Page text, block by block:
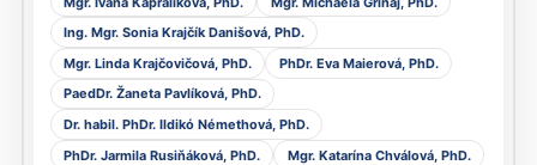
Ing. Mgr. Sonia Krajčík Danišová, PhD.
Mgr. Linda Krajčovičová, PhD.
PhDr. Eva Maierová, PhD.
PaedDr. Žaneta Pavlíková, PhD.
Dr. habil. PhDr. Ildikó Némethová, PhD.
PhDr. Jarmila Rusiňáková, PhD.
Mgr. Katarína Chválová, PhD.